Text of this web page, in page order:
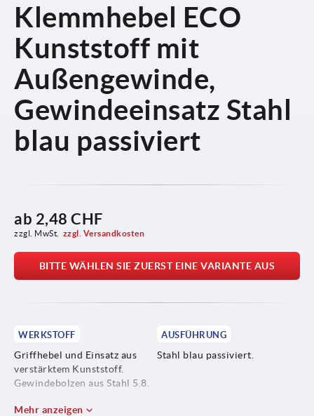
Klemmhebel ECO
Kunststoff mit
Außengewinde,
Gewindeeinsatz Stahl
blau passiviert
ab 2,48 CHF
zzgl. MwSt. zzgl. Versandkosten
BITTE WÄHLEN SIE ZUERST EINE VARIANTE AUS
WERKSTOFF
Griffhebel und Einsatz aus
verstärktem Kunststoff.
Gewindebolzen aus Stahl 5.8.
AUSFÜHRUNG
Stahl blau passiviert.
Mehr anzeigen